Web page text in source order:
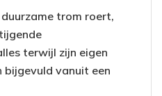
trom roert,
terwijl zijn eigen
vanuit een